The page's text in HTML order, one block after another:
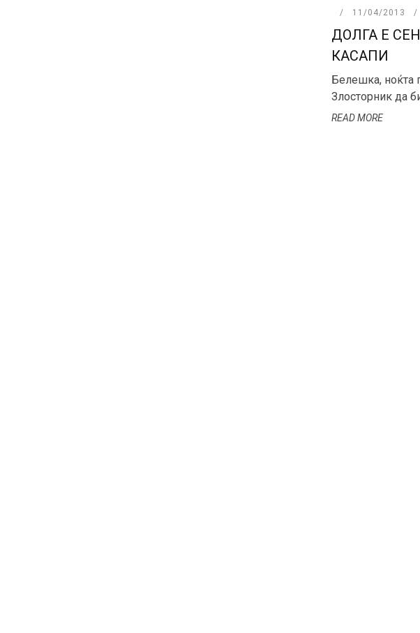
11/04/2013
ДОЛГА Е
КАСАПИ
Белешка, ноќта
Злосторник да
READ MORE